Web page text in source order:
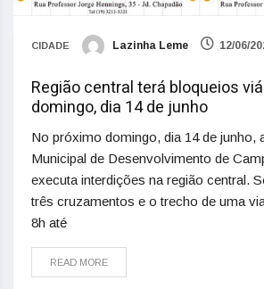
CIDADE Lazinha Leme 12/06/
Região central terá bloqueios
domingo, dia 14 de junho
No próximo domingo, dia 14 de junho,
Municipal de Desenvolvimento de
executa interdições na região central.
três cruzamentos e o trecho de uma
8h até
READ MORE